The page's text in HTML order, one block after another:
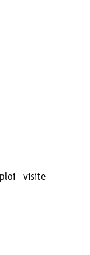
- visite